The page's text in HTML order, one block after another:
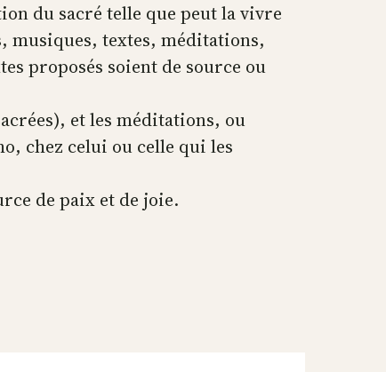
du sacré telle que peut la vivre
musiques, textes, méditations,
proposés soient de source ou
et les méditations, ou
chez celui ou celle qui les
de paix et de joie.